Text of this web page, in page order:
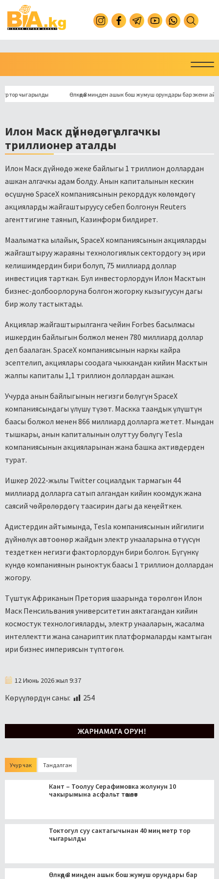
чыгарылды Өлкөдө 8 миңден ашык бош жумуш орундары бар экени
Илон Маск дүйнөдөгү алгачкы
триллионер аталды
Илон Маск дүйнөдө жеке байлыгы 1 триллион доллардан
ашкан алгачкы адам болду. Анын капиталынын кескин
өсүшүнө SpaceX компаниясынын рекорддук көлөмдөгү
акцияларды жайгаштыруусу себеп болгонун Reuters
агенттигине таянып, Казинформ билдирет.
Маалыматка ылайык, SpaceX компаниясынын акцияларды
жайгаштыруу жараяны технологиялык сектордогу эң ири
келишимдердин бири болуп, 75 миллиард доллар
инвестиция тарткан. Бул инвесторлордун Илон Масктын
бизнес-долбоорлоруна болгон жогорку кызыгуусун дагы
бир жолу тастыктады.
Акциялар жайгаштырылганга чейин Forbes басылмасы
ишкердин байлыгын болжол менен 780 миллиард доллар
деп баалаган. SpaceX компаниясынын наркы кайра
эсептелип, акциялары соодага чыккандан кийин Масктын
жалпы капиталы 1,1 триллион доллардан ашкан.
Учурда анын байлыгынын негизги бөлүгүн SpaceX
компаниясындагы үлүшү түзөт. Маскка таандык үлүштүн
баасы болжол менен 866 миллиард долларга жетет. Мындан
тышкары, анын капиталынын олуттуу бөлүгү Tesla
компаниясынын акцияларынан жана башка активдерден
турат.
Ишкер 2022-жылы Twitter социалдык тармагын 44
миллиард долларга сатып алгандан кийин коомдук жана
саясий чөйрөлөрдөгү таасирин дагы да кеңейткен.
Адистердин айтымында, Tesla компаниясынын ийгилиги
дүйнөлүк автоөнөр жайдын электр унааларына өтүүсүн
тездеткен негизги факторлордун бири болгон. Бүгүнкү
күндө компаниянын рыноктук баасы 1 триллион доллардан
жогору.
Түштүк Африканын Претория шаарында төрөлгөн Илон
Маск Пенсильвания университетин аяктагандан кийин
космостук технологияларды, электр унааларын, жасалма
интеллектти жана санариптик платформаларды камтыган
ири бизнес империясын түптөгөн.
12 Июнь 2026 жыл 9:37
Көрүүлөрдүн саны: 254
Учур чак Тандалган
Кант – Тоолуу Серафимовка жолунун 10
чакырымына асфальт төшөлөт
Токтогул суу сактагычынан 40 миң метр тор
чыгарылды
Өлкөдө 8 миңден ашык бош жумуш орундары бар